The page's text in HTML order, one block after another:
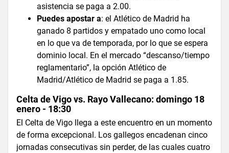
asistencia se paga a 2.00.
Puedes apostar a: el Atlético de Madrid ha
ganado 8 partidos y empatado uno como local
en lo que va de temporada, por lo que se espera
dominio local. En el mercado “descanso/tiempo
reglamentario”, la opción Atlético de
Madrid/Atlético de Madrid se paga a 1.85.
Celta de Vigo vs. Rayo Vallecano: domingo 18
enero - 18:30
El Celta de Vigo llega a este encuentro en un momento
de forma excepcional. Los gallegos encadenan cinco
jornadas consecutivas sin perder, de las cuales cuatro